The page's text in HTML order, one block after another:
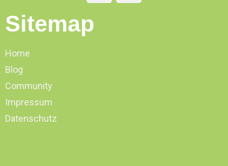
Sitemap
Home
Blog
Community
Impressum
Datenschutz